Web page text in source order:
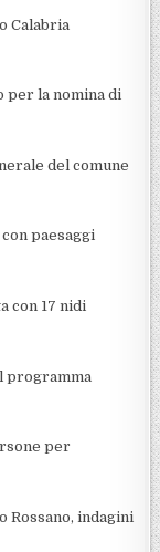
Calabria
per la nomina di
del comune
paesaggi
con 17 nidi
programma
per
Rossano, indagini